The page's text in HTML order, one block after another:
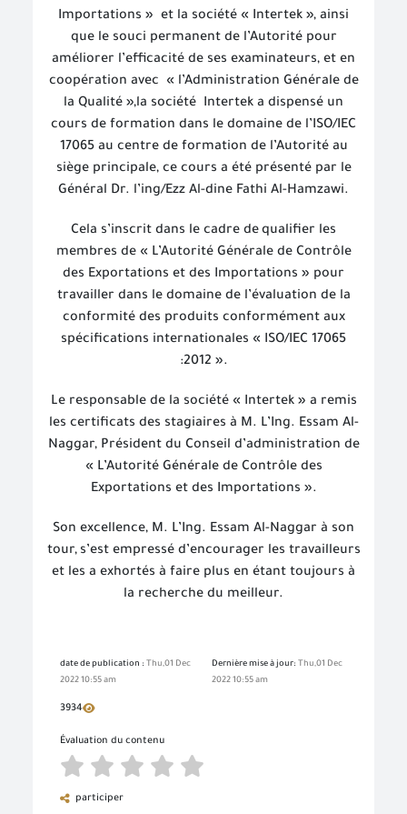
Importations » et la société « Intertek », ainsi
que le souci permanent de l’Autorité pour
améliorer l’efficacité de ses examinateurs, et en
coopération avec « l’Administration Générale de
la Qualité »,la société Intertek a dispensé un
cours de formation dans le domaine de l’ISO/IEC
17065 au centre de formation de l’Autorité au
siège principale, ce cours a été présenté par le
Général Dr. l’ing/Ezz Al-dine Fathi Al-Hamzawi.
Cela s’inscrit dans le cadre dequalifier les
membres de « L’Autorité Générale de Contrôle
des Exportations et des Importations » pour
travailler dans le domaine de l’évaluation de la
conformité des produits conformément aux
spécifications internationales « ISO/IEC 17065
:2012 ».
Le responsable de la société « Intertek » a remis
les certificats des stagiaires à M. L’Ing. Essam Al-
Naggar, Président du Conseil d’administration de
« L’Autorité Générale de Contrôle des
Exportations et des Importations ».
Son excellence, M. L’Ing. Essam Al-Naggar à son
tour, s’est empressé d’encourager les travailleurs
et les a exhortés à faire plus en étant toujours à
la recherche du meilleur.
date de publication : Thu,01 Dec
2022 10:55 am
Dernière mise à jour: Thu,01 Dec
2022 10:55 am
3934
Évaluation du contenu
participer